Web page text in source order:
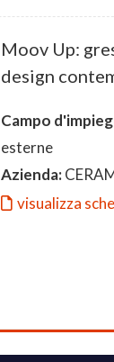
Moov Up:
design
Campo
esterne
Azienda:
visualizza